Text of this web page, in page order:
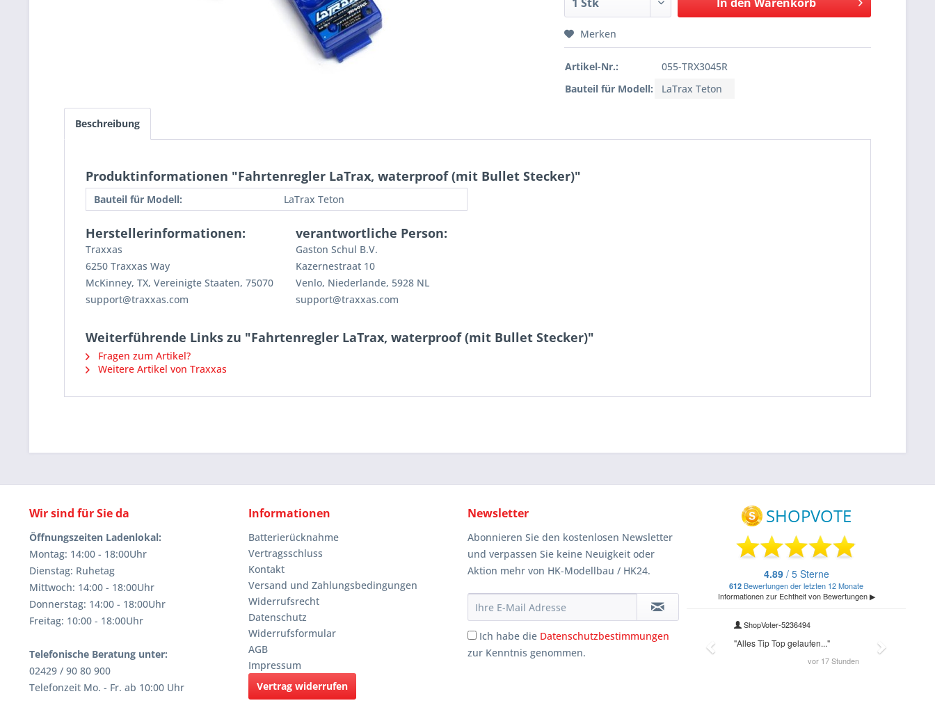
In den Warenkorb
Merken
Artikel-Nr.:
055-TRX3045R
Bauteil für Modell:
LaTrax Teton
Beschreibung
Produktinformationen "Fahrtenregler LaTrax, waterproof (mit Bullet Stecker)"
Bauteil für Modell: LaTrax Teton
Herstellerinformationen:
Traxxas
6250 Traxxas Way
McKinney, TX, Vereinigte Staaten, 75070
support@traxxas.com
verantwortliche Person:
Gaston Schul B.V.
Kazernestraat 10
Venlo, Niederlande, 5928 NL
support@traxxas.com
Weiterführende Links zu "Fahrtenregler LaTrax, waterproof (mit Bullet Stecker)"
Fragen zum Artikel?
Weitere Artikel von Traxxas
Wir sind für Sie da
Öffnungszeiten Ladenlokal:
Montag: 14:00 - 18:00Uhr
Dienstag: Ruhetag
Mittwoch: 14:00 - 18:00Uhr
Donnerstag: 14:00 - 18:00Uhr
Freitag: 10:00 - 18:00Uhr
Telefonische Beratung unter:
02429 / 90 80 900
Telefonzeit Mo. - Fr. ab 10:00 Uhr
Informationen
Batterierücknahme
Vertragsschluss
Kontakt
Versand und Zahlungsbedingungen
Widerrufsrecht
Datenschutz
Widerrufsformular
AGB
Impressum
Vertrag widerrufen
Newsletter
Abonnieren Sie den kostenlosen Newsletter
und verpassen Sie keine Neuigkeit oder
Aktion mehr von HK-Modellbau / HK24.
Ich habe die Datenschutzbestimmungen
zur Kenntnis genommen.